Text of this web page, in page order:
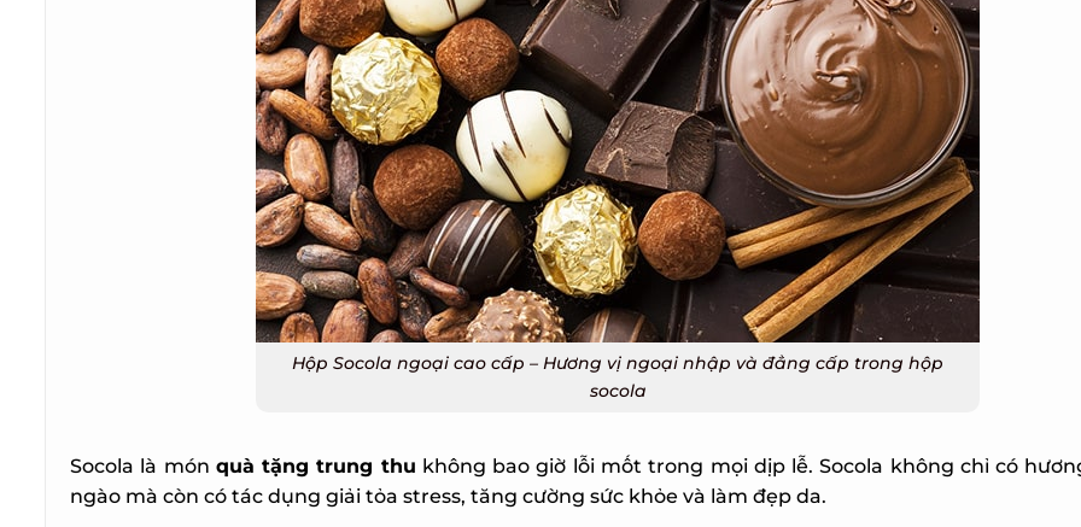
Hộp Socola ngoại cao cấp – Hương vị ngoại nhập và đẳng cấp trong hộp
socola
Socola là mónquà tặng trung thukhông bao giờ lỗi mốt trong mọi dịp lễ. Socola không chỉ có
ngào mà còn có tác dụng giải tỏa stress, tăng cường sức khỏe và làm đẹp da.